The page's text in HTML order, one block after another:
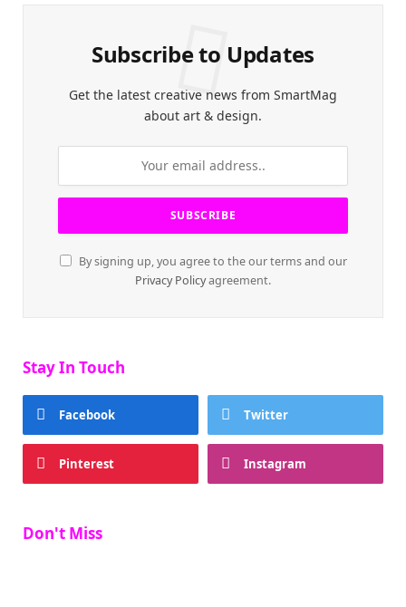
Subscribe to Updates
Get the latest creative news from SmartMag
about art & design.
By signing up, you agree to the our terms and our
Privacy Policyagreement.
Stay In Touch
Facebook Twitter
Pinterest Instagram
Don't Miss